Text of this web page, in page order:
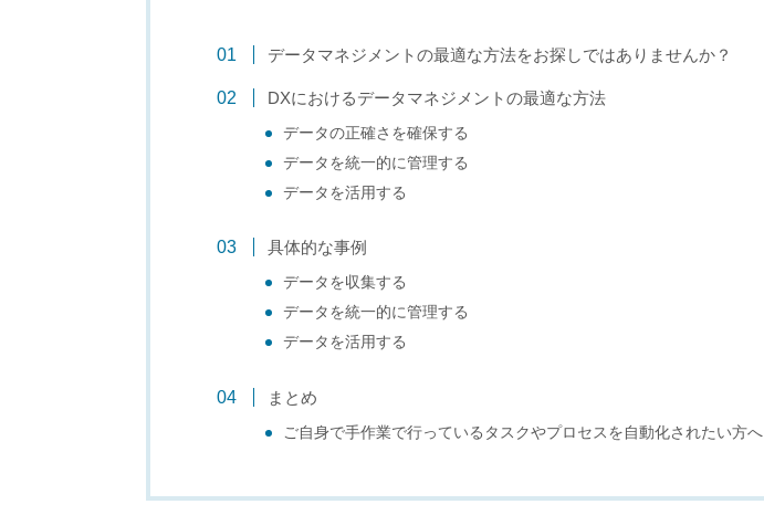
データマネジメントの最適な方法をお探しではありませんか？
DXにおけるデータマネジメントの最適な方法
データの正確さを確保する
データを統一的に管理する
データを活用する
具体的な事例
データを収集する
データを統一的に管理する
データを活用する
まとめ
ご自身で手作業で行っているタスクやプロセスを自動化されたい方へ